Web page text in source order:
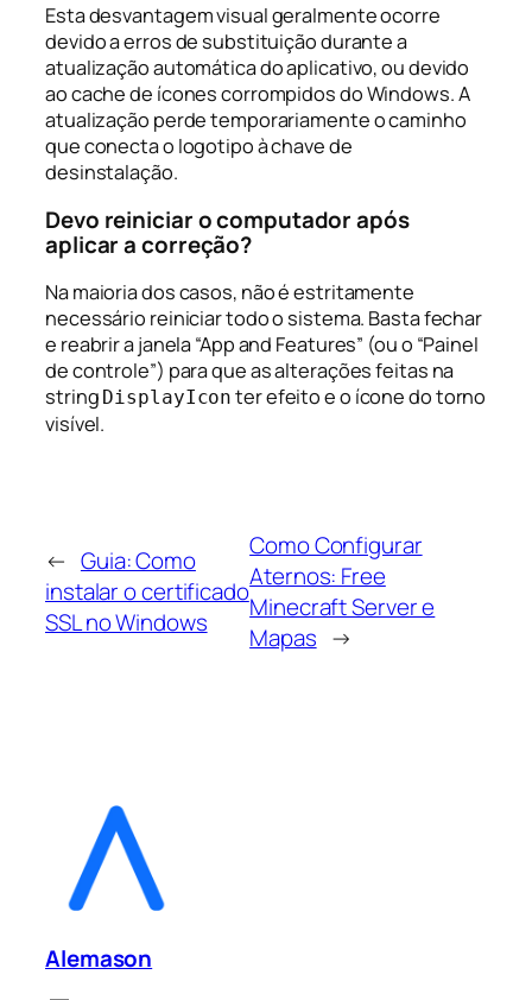
Esta desvantagem visual geralmente ocorre
devido a erros de substituição durante a
atualização automática do aplicativo, ou devido
ao cache de ícones corrompidos do Windows. A
atualização perde temporariamente o caminho
que conecta o logotipo à chave de
desinstalação.
Devo reiniciar o computador após
aplicar a correção?
Na maioria dos casos, não é estritamente
necessário reiniciar todo o sistema. Basta fechar
e reabrir a janela “App and Features” (ou o “Painel
de controle”) para que as alterações feitas na
string DisplayIcon ter efeito e o ícone do torno
visível.
← Guia: Como
instalar o certificado
SSL no Windows
Como Configurar
Aternos: Free
Minecraft Server e
Mapas →
Alemason